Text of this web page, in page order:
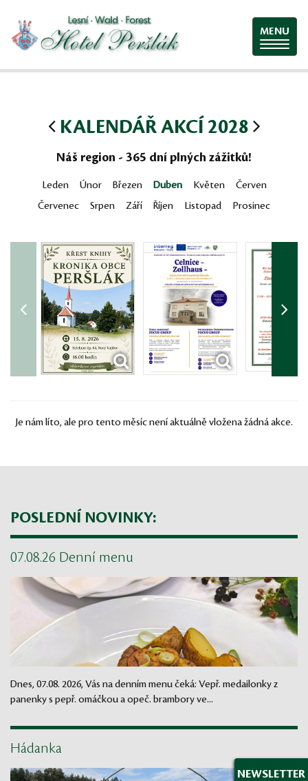
MENU
KALENDÁŘ AKCÍ 2028
Náš region - 365 dní plných zážitků!
Leden Únor Březen Duben Květen
Červen
Červenec
Srpen Září Říjen Listopad Prosinec
Je nám líto, ale pro tento měsíc není aktuálně vložena žádná akce.
POSLEDNÍ NOVINKY:
07.08.26 Denní menu
Dnes, 07.08. 2026, Vás na denním menu čeká: Vepř. medailonky z
panenky s pepř. omáčkou a opeč. brambory ve...
Hádanka
NEWSLETTER